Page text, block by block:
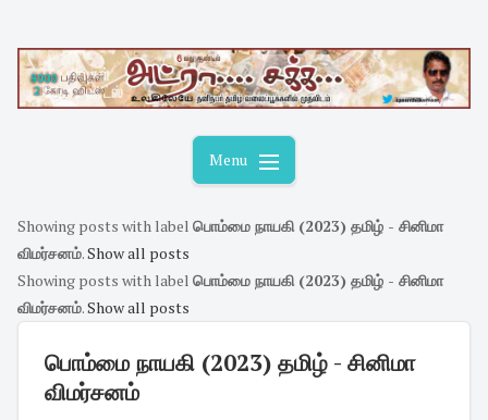
content
Menu
Showing posts with label பொம்மை நாயகி (2023) தமிழ் - சினிமா
விமர்சனம்.Show all posts
Showing posts with label பொம்மை நாயகி (2023) தமிழ் - சினிமா
விமர்சனம்.Show all posts
பொம்மை நாயகி (2023) தமிழ் - சினிமா
விமர்சனம்